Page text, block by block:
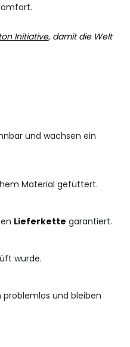
Initiative, damit die Welt
und wachsen ein
Material gefüttert.
Lieferkette garantiert.
wurde.
und bleiben